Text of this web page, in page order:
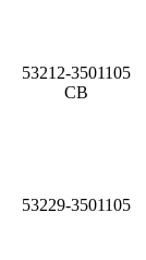
53212-3501105
СВ
53229-3501105